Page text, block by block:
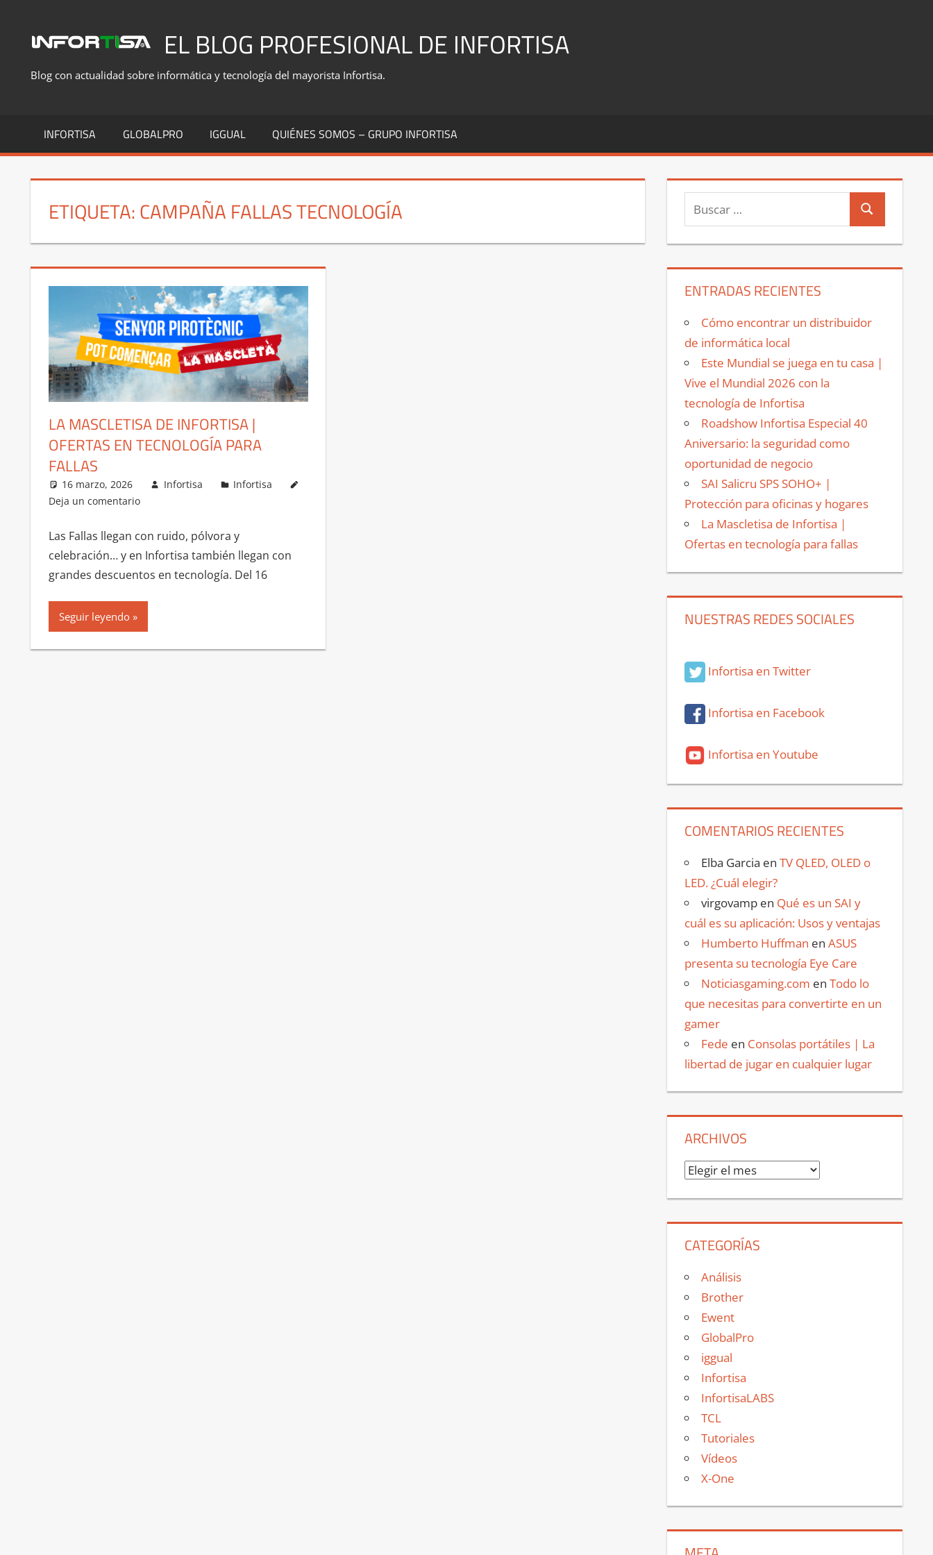
contenido
EL BLOG PROFESIONAL DE INFORTISA
Blog con actualidad sobre informática y tecnología del mayorista Infortisa.
INFORTISA GLOBALPRO IGGUAL QUIÉNES SOMOS – GRUPO INFORTISA
ETIQUETA:CAMPAÑA FALLAS TECNOLOGÍA
LA MASCLETISA DE INFORTISA |
OFERTAS EN TECNOLOGÍA PARA
FALLAS
16 marzo, 2026 Infortisa
Infortisa
Deja un comentario
Las Fallas llegan con ruido, pólvora y
celebración… y en Infortisa también llegan con
grandes descuentos en tecnología. Del 16
Seguir leyendo
Buscar:
Buscar
ENTRADAS RECIENTES
Cómo encontrar un distribuidor
de informática local
Este Mundial se juega en tu casa |
Vive el Mundial 2026 con la
tecnología de Infortisa
Roadshow Infortisa Especial 40
Aniversario: la seguridad como
oportunidad de negocio
SAI Salicru SPS SOHO+ |
Protección para oficinas y hogares
La Mascletisa de Infortisa |
Ofertas en tecnología para fallas
NUESTRAS REDES SOCIALES
Infortisa en Twitter
Infortisa en Facebook
Infortisa en Youtube
COMENTARIOS RECIENTES
Elba Garcia enTV QLED, OLED o
LED. ¿Cuál elegir?
virgovamp en Qué es un SAI y
cuál es su aplicación: Usos y ventajas
Humberto Huffman enASUS
presenta su tecnología Eye Care
Noticiasgaming.com enTodo lo
que necesitas para convertirte en un
gamer
Fede en Consolas portátiles | La
libertad de jugar en cualquier lugar
ARCHIVOS
Archivos
CATEGORÍAS
Análisis
Brother
Ewent
GlobalPro
iggual
Infortisa
InfortisaLABS
TCL
Tutoriales
Vídeos
X-One